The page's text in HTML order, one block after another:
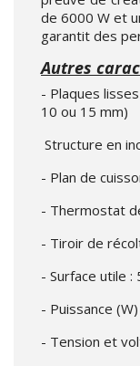
de 6000 W et
garantit des
Autres
- Plaques
10 ou 15 mm)
Structure en
- Plan de
- Thermostat
- Tiroir de
- Surface utile :
- Puissance
- Tension et